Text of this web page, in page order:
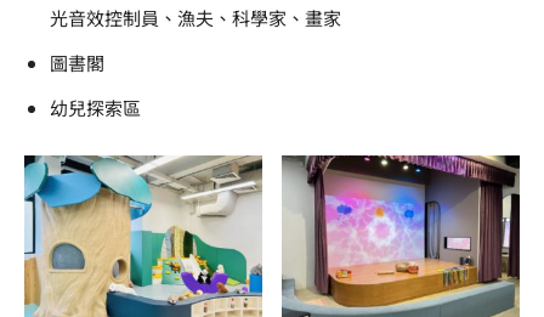
光音效控制員、漁夫、科學家、畫家
圖書閣
幼兒探索區